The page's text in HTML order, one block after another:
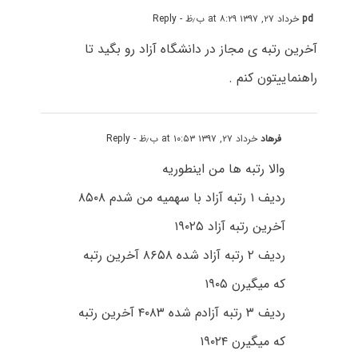
pdخرداد ۲۷, ۱۳۹۷ at ۸:۲۹ ب٫ظ - Reply
آخرین رتبه ی مجاز در دانشگاه آزاد رو بگید تا
راهنماییتون کنم .
فرهادخرداد ۲۷, ۱۳۹۷ at ۱۰:۵۳ ب٫ظ - Reply
والا رتبه ها من اینطوریه
ردیف ۱ رتبه آزاد با سهمیه من شدم ۸۵۰۸
آخرین رتبه آزاد ۱۹۰۲۵
ردیف ۲ رتبه آزاد شده ۸۶۵۸ آخرین رتبه
که میگیرن ۱۹۰۵
ردیف ۳ رتبه آزادم شده ۴۰۸۳ آخرین رتبه
که میگیرن ۱۹۰۲۴